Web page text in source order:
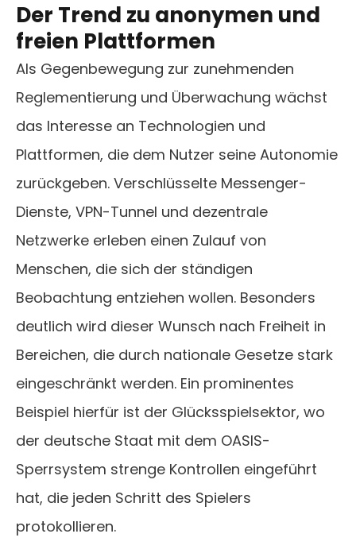
Der Trend zu anonymen und
freien Plattformen
Als Gegenbewegung zur zunehmenden
Reglementierung und Überwachung wächst
das Interesse an Technologien und
Plattformen, die dem Nutzer seine Autonomie
zurückgeben. Verschlüsselte Messenger-
Dienste, VPN-Tunnel und dezentrale
Netzwerke erleben einen Zulauf von
Menschen, die sich der ständigen
Beobachtung entziehen wollen. Besonders
deutlich wird dieser Wunsch nach Freiheit in
Bereichen, die durch nationale Gesetze stark
eingeschränkt werden. Ein prominentes
Beispiel hierfür ist der Glücksspielsektor, wo
der deutsche Staat mit dem OASIS-
Sperrsystem strenge Kontrollen eingeführt
hat, die jeden Schritt des Spielers
protokollieren.